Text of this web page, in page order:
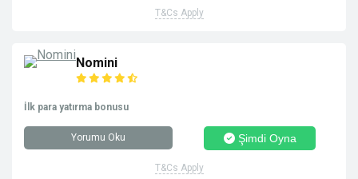
T&Cs Apply
Nomini
İlk para yatırma bonusu
Yorumu Oku Şimdi Oyna
T&Cs Apply